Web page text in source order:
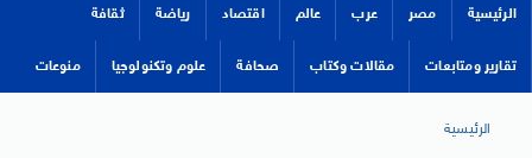
الرئيسية مصر عرب عالم اقتصاد رياضة ثقافة
تقارير ومتابعات مقالات وكتاب صحافة علوم وتكنولوجيا منوعات
الرئيسية